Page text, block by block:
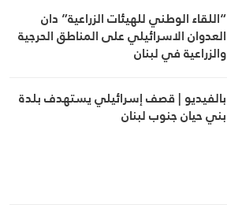
“اللقاء الوطني للهيئات الزراعية” دان
العدوان الاسرائيلي على المناطق الحرجية
والزراعية في لبنان
بالفيديو | قصف إسرائيلي يستهدف بلدة
بني حيان جنوب لبنان